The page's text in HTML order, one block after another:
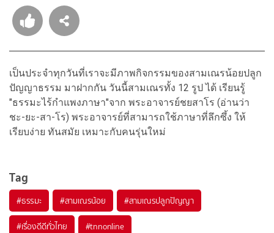
เป็นประจำทุกวันที่เราจะมีภาพกิจกรรมของสามเณรน้อยปลูก
ปัญญาธรรม มาฝากกัน วันนี้สามเณรทั้ง 12 รูป ได้ เรียนรู้
"ธรรมะไร้กำแพงภาษา"จาก พระอาจารย์ชยสาโร (อ่านว่า
ชะ-ยะ-สา-โร) พระอาจารย์ที่สามารถใช้ภาษาที่ลึกซึ้ง ให้
เรียบง่าย ทันสมัย เหมาะกับคนรุ่นใหม่
Tag
#ธรรมะ #สามเณรน้อย #สามเณรปลูกปัญญา
#เรื่องดีดีทั่วไทย #tnnonline